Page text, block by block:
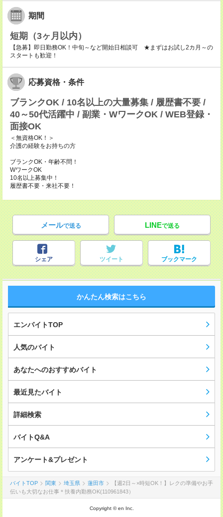
期間
短期（3ヶ月以内）
【急募】即日勤務OK！中旬～など開始日相談可 ★まずはお試し2カ月～の
スタートも歓迎！
応募資格・条件
ブランクOK / 10名以上の大量募集 / 履歴書不要 /
40～50代活躍中 / 副業・WワークOK / WEB登録・
面接OK
＜無資格OK！＞
介護の経験をお持ちの方
ブランクOK・年齢不問！
WワークOK
10名以上募集中！
履歴書不要・来社不要！
メールで送る LINEで送る
シェア ツイート ブックマーク
かんたん検索はこちら
エンバイトTOP
人気のバイト
あなたへのおすすめバイト
最近見たバイト
詳細検索
バイトQ&A
アンケート&プレゼント
バイトTOP 関東 埼玉県 蓮田市
【週2日～×時短OK！】レクの準備やお手
伝いも大切なお仕事＊扶養内勤務OK(110961843）
Copyright © en Inc.